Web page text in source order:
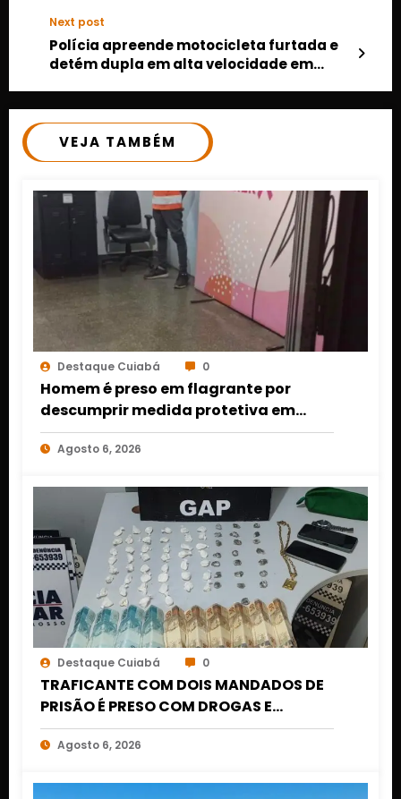
Next post
Polícia apreende motocicleta furtada e
detém dupla em alta velocidade em
VEJA TAMBÉM
Destaque Cuiabá 0
Homem é preso em flagrante por
descumprir medida protetiva em
Cuiabá após acionamento de botão
do pânico
Agosto 6, 2026
Destaque Cuiabá 0
TRAFICANTE COM DOIS MANDADOS DE
PRISÃO É PRESO COM DROGAS E
DINHEIRO NO 1º DE MARÇO EM CUIABÁ
Agosto 6, 2026